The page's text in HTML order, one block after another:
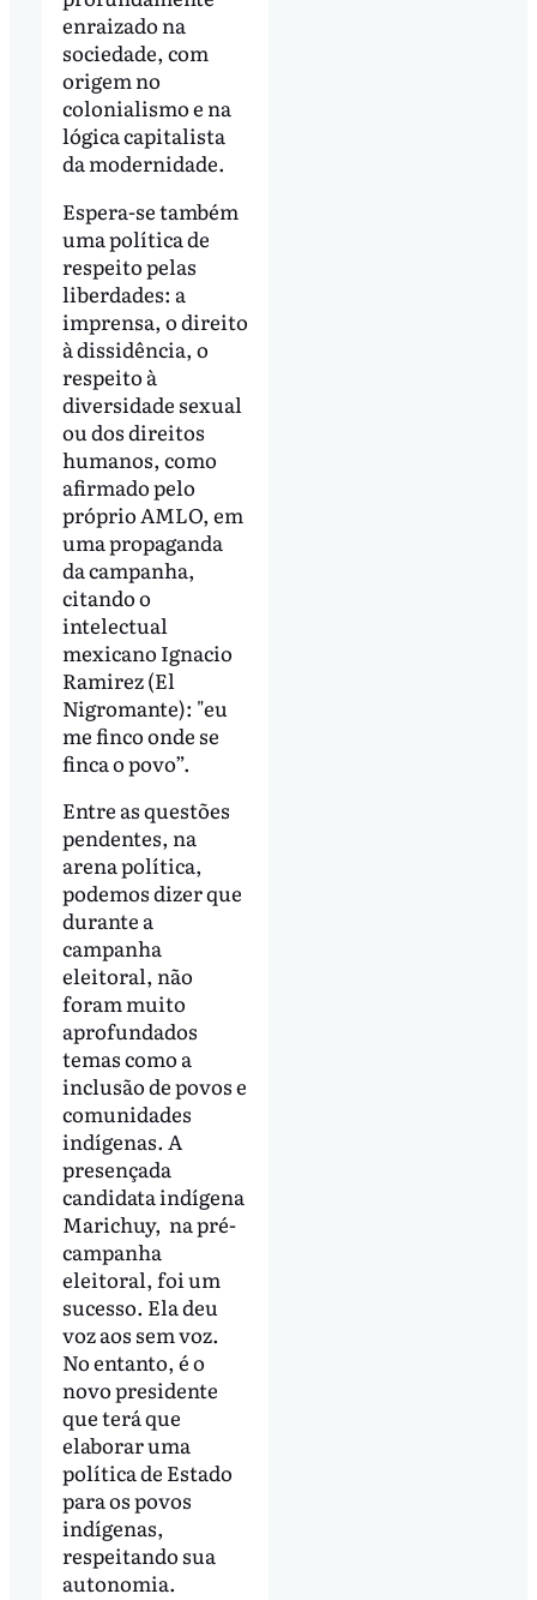
enraizado na
sociedade, com
origem no
colonialismo e na
lógica capitalista
da modernidade.
Espera-se também
uma política de
respeito pelas
liberdades: a
imprensa, o direito
à dissidência, o
respeito à
diversidade sexual
ou dos direitos
humanos, como
afirmado pelo
próprio AMLO, em
uma propaganda
da campanha,
citando o
intelectual
mexicano Ignacio
Ramirez (El
Nigromante): "eu
me finco onde se
finca o povo”.
Entre as questões
pendentes, na
arena política,
podemos dizer que
durante a
campanha
eleitoral, não
foram muito
aprofundados
temas como a
inclusão de povos e
comunidades
indígenas. A
presençada
candidata indígena
Marichuy, na pré-
campanha
eleitoral, foi um
sucesso. Ela deu
voz aos sem voz.
No entanto, é o
novo presidente
que terá que
elaborar uma
política de Estado
para os povos
indígenas,
respeitando sua
autonomia.